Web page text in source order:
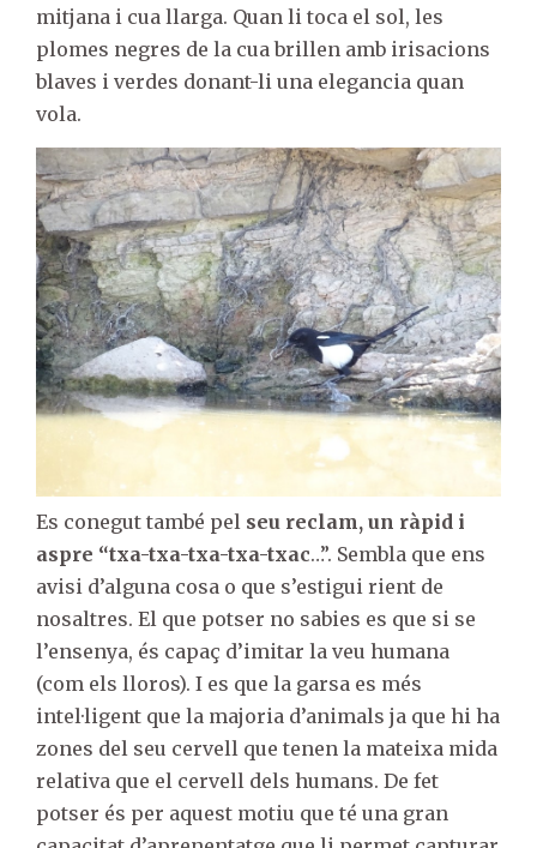
mitjana i cua llarga. Quan li toca el sol, les
plomes negres de la cua brillen amb irisacions
blaves i verdes donant-li una elegancia quan
vola.
Es conegut també pel seu reclam, un ràpid i
aspre “txa-txa-txa-txa-txac…”. Sembla que ens
avisi d’alguna cosa o que s’estigui rient de
nosaltres. El que potser no sabies es que si se
l’ensenya, és capaç d’imitar la veu humana
(com els lloros). I es que la garsa es més
intel·ligent que la majoria d’animals ja que hi ha
zones del seu cervell que tenen la mateixa mida
relativa que el cervell dels humans. De fet
potser és per aquest motiu que té una gran